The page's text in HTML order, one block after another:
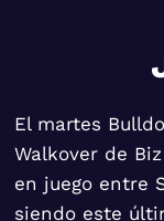
El martes
Walkover de
en juego entre
siendo este